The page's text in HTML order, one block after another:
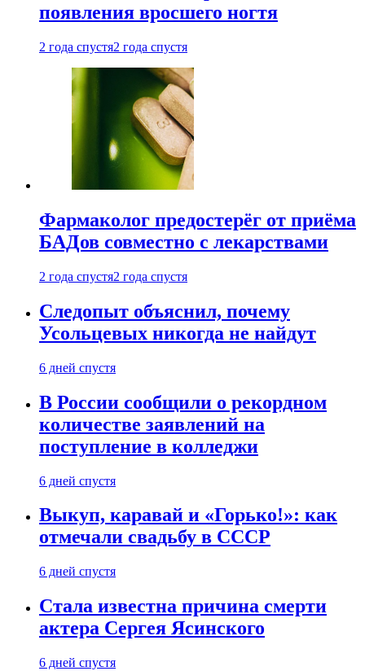
появления вросшего ногтя
2 года спустя2 года спустя
Фармаколог предостерёг от приёма
БАДов совместно с лекарствами
2 года спустя2 года спустя
Следопыт объяснил, почему
Усольцевых никогда не найдут
6 дней спустя
В России сообщили о рекордном
количестве заявлений на
поступление в колледжи
6 дней спустя
Выкуп, каравай и «Горько!»: как
отмечали свадьбу в СССР
6 дней спустя
Стала известна причина смерти
актера Сергея Ясинского
6 дней спустя